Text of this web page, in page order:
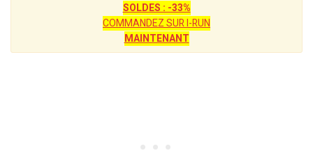
SOLDES : -33%
COMMANDEZ SUR I-RUN
MAINTENANT